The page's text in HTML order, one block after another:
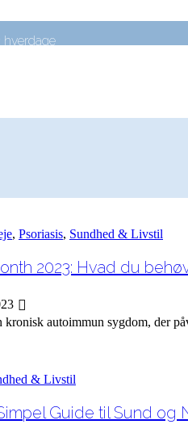
hverdage
, Psoriasis, Sundhed & Livstil
2023: Hvad du
kronisk autoimmun sygdom, der
& Livstil
Guide til Sund